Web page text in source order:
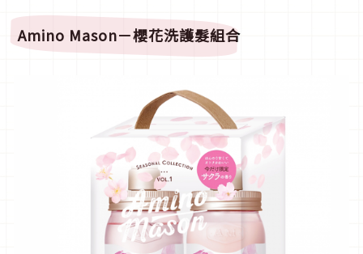
Amino Mason－櫻花洗護髮組合